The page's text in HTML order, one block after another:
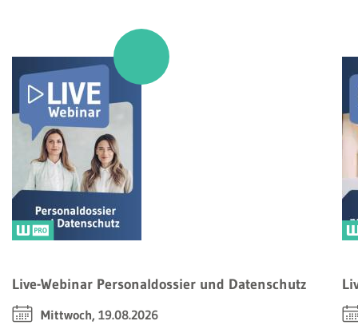
Live-Webinar Personaldossier und Datenschutz
Mittwoch, 19.08.2026